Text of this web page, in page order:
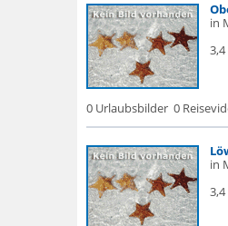
in
0 Urlaubsbilder 0
in